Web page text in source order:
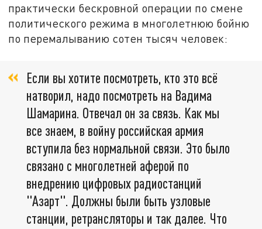
практически бескровной операции по смене
политического режима в многолетнюю бойню
по перемалыванию сотен тысяч человек:
Если вы хотите посмотреть, кто это всё
натворил, надо посмотреть на Вадима
Шамарина. Отвечал он за связь. Как мы
все знаем, в войну российская армия
вступила без нормальной связи. Это было
связано с многолетней аферой по
внедрению цифровых радиостанций
"Азарт". Должны были быть узловые
станции, ретрансляторы и так далее. Что